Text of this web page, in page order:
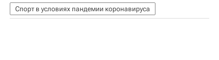
Спорт в условиях пандемии коронавируса